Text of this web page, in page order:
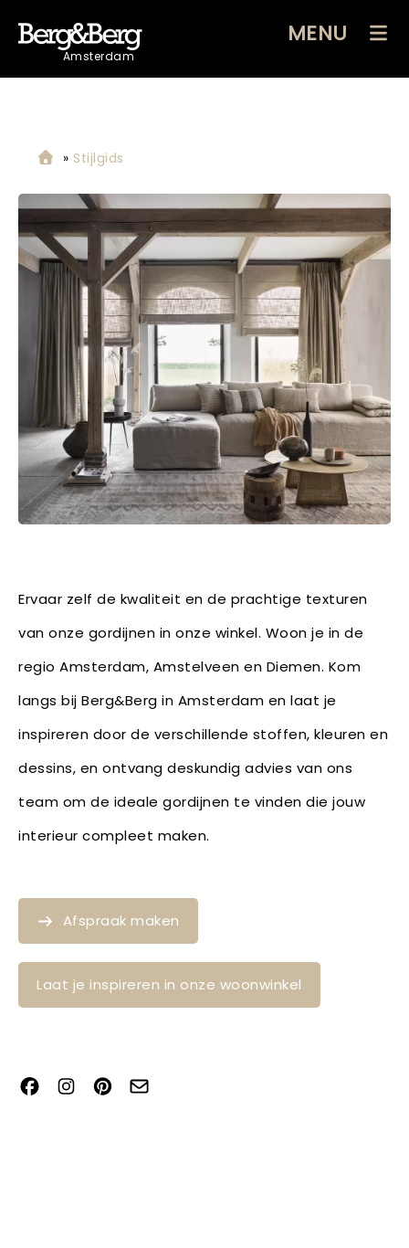
Amsterdam
MENU
» Stijlgids
Ervaar zelf de kwaliteit en de prachtige texturen
van onze gordijnen in onze winkel. Woon je in de
regio Amsterdam, Amstelveen en Diemen. Kom
langs bij Berg&Berg in Amsterdam en laat je
inspireren door de verschillende stoffen, kleuren en
dessins, en ontvang deskundig advies van ons
team om de ideale gordijnen te vinden die jouw
interieur compleet maken.
Afspraak maken
Laat je inspireren in onze woonwinkel